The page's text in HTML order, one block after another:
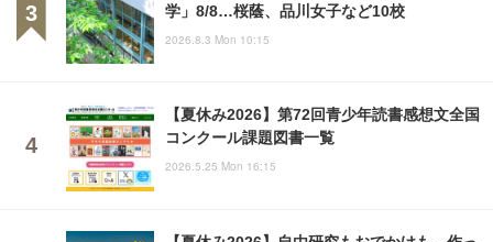
学」8/8…桜蔭、品川女子など10校
2026.8.3 Mon 10:15
【夏休み2026】第72回青少年読書感想文全国
コンクール課題図書一覧
2026.5.25 Mon 16:15